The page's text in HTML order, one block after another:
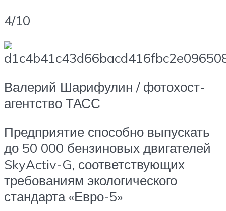
4/10
Валерий Шарифулин / фотохост-
агентство ТАСС
Предприятие способно выпускать
до 50 000 бензиновых двигателей
SkyActiv-G, соответствующих
требованиям экологического
стандарта «Евро-5»